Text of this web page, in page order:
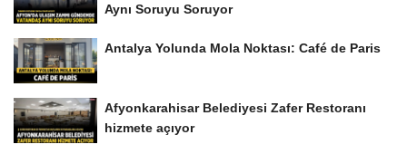
Aynı Soruyu Soruyor
Antalya Yolunda Mola Noktası: Café de Paris
Afyonkarahisar Belediyesi Zafer Restoranı
hizmete açıyor